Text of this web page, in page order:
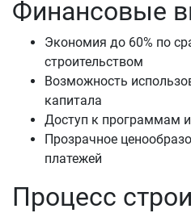
Финансовые
Экономия до 60% по
строительством
Возможность
капитала
Доступ к программам
Прозрачное
платежей
Процесс